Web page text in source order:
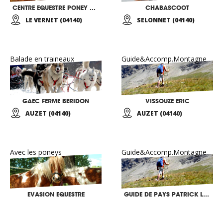
CENTRE EQUESTRE PONEY CLUB
LE VERNET (04140)
CHABASCOOT
SELONNET (04140)
Balade en traineaux
GAEC FERME BERIDON
AUZET (04140)
Guide&Accomp.Montagne
VISSOUZE ERIC
AUZET (04140)
Avec les poneys
EVASION EQUESTRE
Guide&Accomp.Montagne
GUIDE DE PAYS PATRICK LAGRANGE